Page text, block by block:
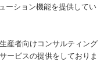
ーション機能を提供してい
産者向けコンサルティング
ービスの提供をしておりま